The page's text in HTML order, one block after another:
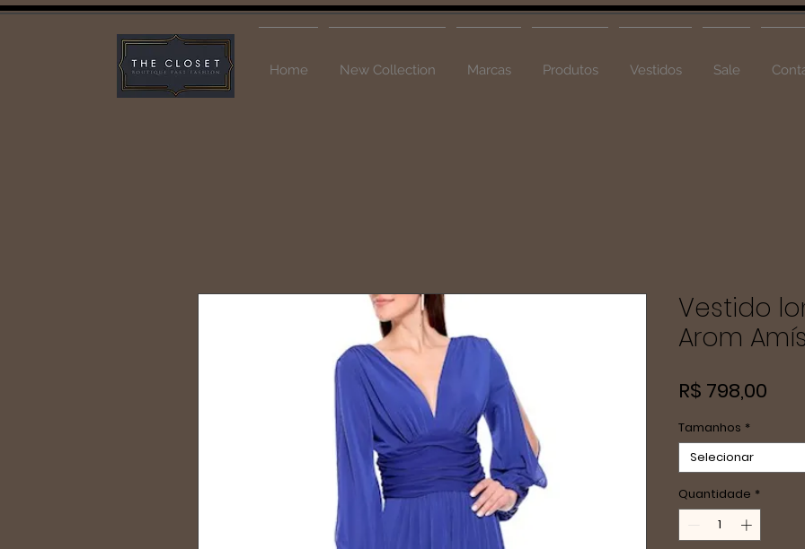
Home New Collection Marcas Produtos Vestidos Sale
Vestido
Arom
R$ 798,00
Tamanhos *
Selecionar
Quantidade *